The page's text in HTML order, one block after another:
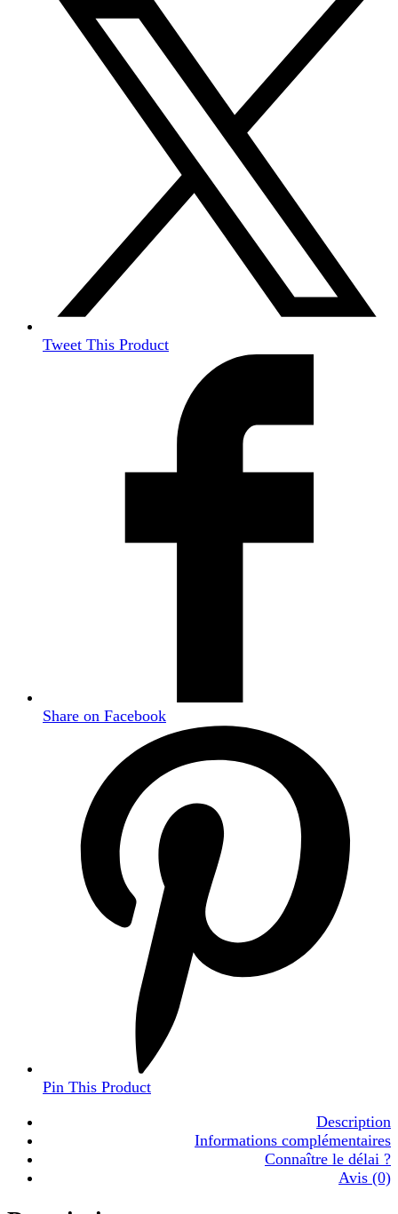
Tweet This Product
Share on Facebook
Pin This Product
Description
Informations complémentaires
Connaître le délai ?
Avis (0)